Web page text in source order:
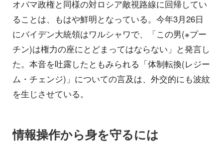
オバマ政権と同様の対ロシア敵視路線に回帰してい
ることは、もはや鮮明となっている。今年3月26日
にバイデン大統領はワルシャワで、「この男(※プー
チン)は権力の座にとどまってはならない」と発言し
た。本音を吐露したともみられる「体制転換(レジー
ム・チェンジ)」についての言及は、外交的にも波紋
を生じさせている。
情報操作から身を守るには